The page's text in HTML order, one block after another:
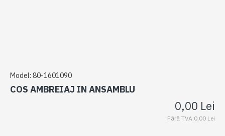
Model: 80-1601090
COS AMBREIAJ IN ANSAMBLU
0,00 Lei
Fără TVA:0,00 Lei